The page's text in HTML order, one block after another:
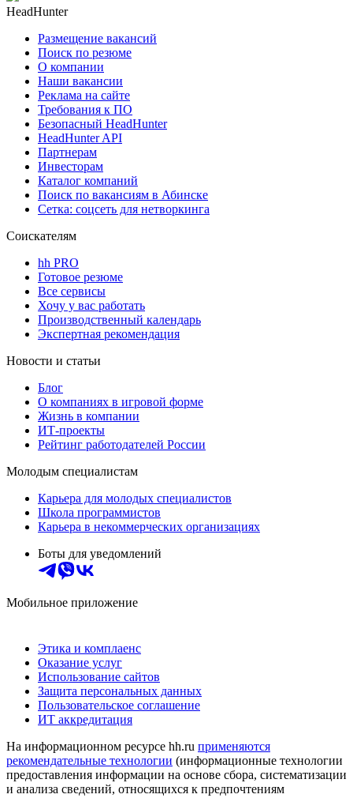
HeadHunter
Размещение вакансий
Поиск по резюме
О компании
Наши вакансии
Реклама на сайте
Требования к ПО
Безопасный HeadHunter
HeadHunter API
Партнерам
Инвесторам
Каталог компаний
Поиск по вакансиям в Абинске
Сетка: соцсеть для нетворкинга
Соискателям
hh PRO
Готовое резюме
Все сервисы
Хочу у вас работать
Производственный календарь
Экспертная рекомендация
Новости и статьи
Блог
О компаниях в игровой форме
Жизнь в компании
ИТ-проекты
Рейтинг работодателей России
Молодым специалистам
Карьера для молодых специалистов
Школа программистов
Карьера в некоммерческих организациях
Боты для уведомлений
Мобильное приложение
Этика и комплаенс
Оказание услуг
Использование сайтов
Защита персональных данных
Пользовательское соглашение
ИТ аккредитация
На информационном ресурсе hh.ru применяются
рекомендательные технологии (информационные технологии
предоставления информации на основе сбора, систематизации
и анализа сведений, относящихся к предпочтениям